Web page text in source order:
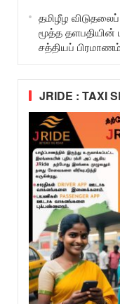
தமிழீழ
மூத்த
சத்தியப்
JRIDE : TAXI